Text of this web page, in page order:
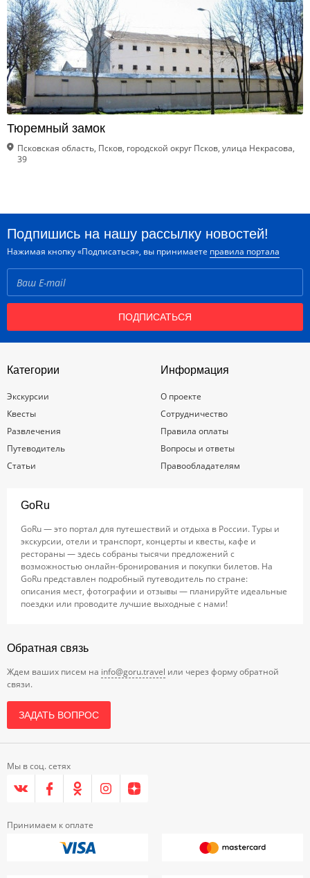
Тюремный замок
Псковская область, Псков, городской округ Псков, улица Некрасова,
39
Подпишись на нашу рассылку новостей!
Нажимая кнопку «Подписаться», вы принимаете правила портала
ПОДПИСАТЬСЯ
Категории
Экскурсии
Квесты
Развлечения
Путеводитель
Статьи
Информация
О проекте
Сотрудничество
Правила оплаты
Вопросы и ответы
Правообладателям
GoRu
GoRu — это портал для путешествий и отдыха в России. Туры и
экскурсии, отели и транспорт, концерты и квесты, кафе и
рестораны — здесь собраны тысячи предложений с
возможностью онлайн-бронирования и покупки билетов. На
GoRu представлен подробный путеводитель по стране:
описания мест, фотографии и отзывы — планируйте идеальные
поездки или проводите лучшие выходные с нами!
Обратная связь
Ждем ваших писем на info@goru.travel или через форму обратной
связи.
ЗАДАТЬ ВОПРОС
Мы в соц. сетях
Принимаем к оплате